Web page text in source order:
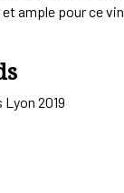
ample pour ce
Lyon 2019